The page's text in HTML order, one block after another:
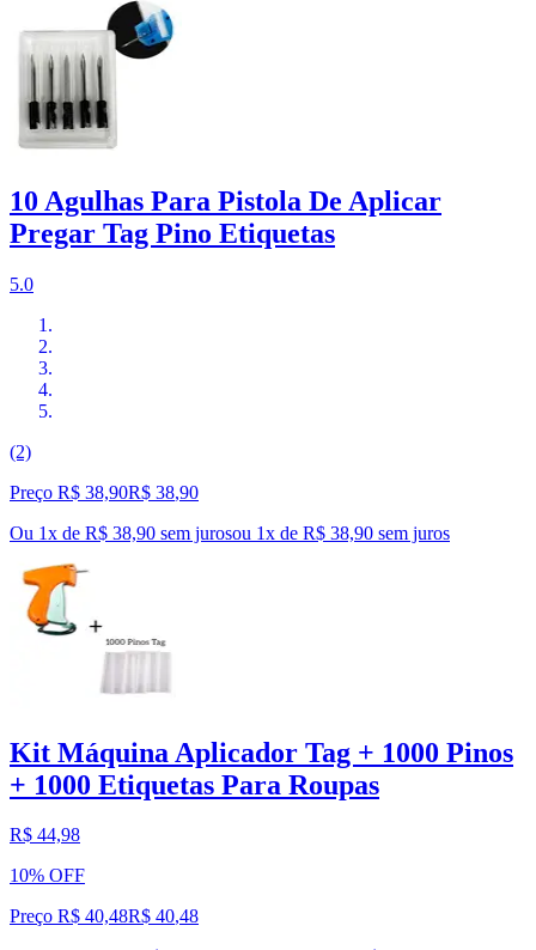
10 Agulhas Para Pistola De Aplicar
Pregar Tag Pino Etiquetas
5.0
(2)
Preço R$ 38,90R$ 38,90
Ou 1x de R$ 38,90 sem jurosou 1x de R$ 38,90 sem juros
Kit Máquina Aplicador Tag + 1000 Pinos
+ 1000 Etiquetas Para Roupas
R$ 44,98
10% OFF
Preço R$ 40,48R$ 40,48